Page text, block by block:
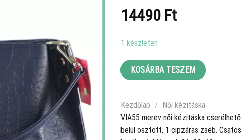
14490 Ft
1 készleten
KOSÁRBA TESZEM
Kezdőlap / Női kézitáska
VIA55 merev női kézitáska
belül osztott, 1 cipzáras zseb.